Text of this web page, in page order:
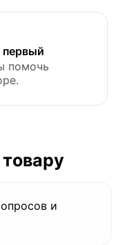
первый
помочь
и